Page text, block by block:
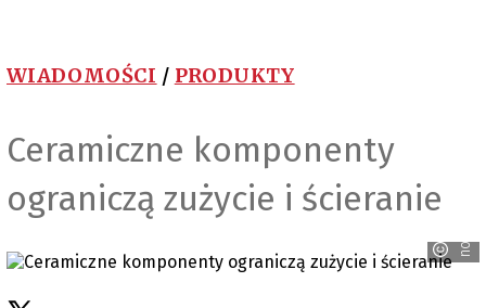
WIADOMOŚCI / PRODUKTY
Ceramiczne komponenty
ograniczą zużycie i ścieranie
norelem